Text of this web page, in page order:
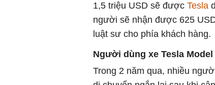
1,5 triệu USD sẽ được Tesla
người sẽ nhận được 625
luật sư cho phía khách hàng.
Người dùng xe Tesla
Trong 2 năm qua, nhiều